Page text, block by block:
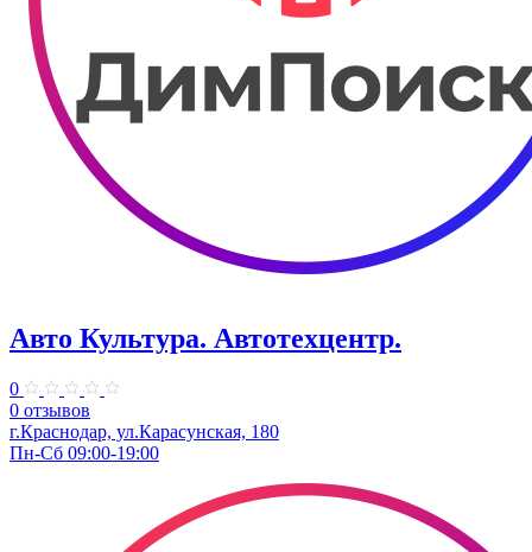
Авто Культура. ​Автотехцентр.
0
0 отзывов
​г.Краснодар, ул.Карасунская, 180
Пн-Сб 09:00-19:00